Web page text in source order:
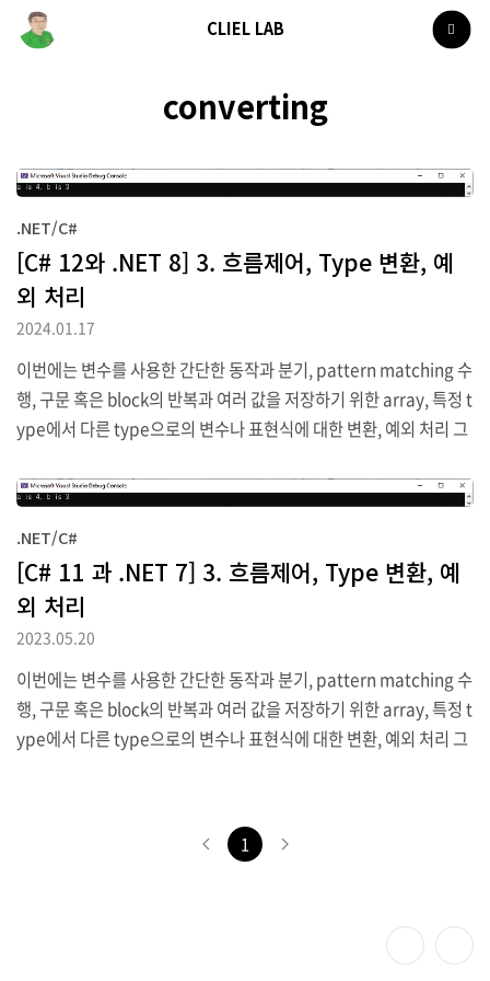
CLIEL LAB
converting
.NET/C#
[C# 12와 .NET 8] 3. 흐름제어, Type 변환, 예
외 처리
2024.01.17
이번에는 변수를 사용한 간단한 동작과 분기, pattern matching 수
행, 구문 혹은 block의 반복과 여러 값을 저장하기 위한 array, 특정 t
ype에서 다른 type으로의 변수나 표현식에 대한 변환, 예외 처리 그
서 알아볼 것입니다. 1. 변수 연산 연산자는 변수나 literal값과 같은
보통은 연산결과에 대한 새로운 값을 반환하며 이를 다른 변수에 할
당하는 과정이 있을 수 있습니다. 대부분의 연산자는 2진연산자로서
아래 예제와 같이 2개의 피연산자를 필요로 합니다. var result = firs
tOperand operator secondOperand..
.NET/C#
[C# 11 과 .NET 7] 3. 흐름제어, Type 변환, 예
외 처리
2023.05.20
이번에는 변수를 사용한 간단한 동작과 분기, pattern matching 수
행, 구문 혹은 block의 반복과 여러 값을 저장하기 위한 array, 특정 t
ype에서 다른 type으로의 변수나 표현식에 대한 변환, 예외 처리 그
피연산자에서 덧셈이나 곱셈과 같은 계산을 수행하는 것을 말합니다.
보통은 연산결과에 대한 새로운 값을 반환하며 이를 다른 변수에 할
1